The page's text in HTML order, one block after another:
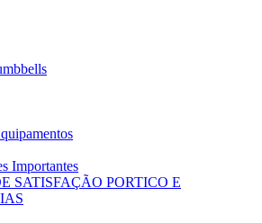
Importantes
SATISFAÇÃO PORTICO E